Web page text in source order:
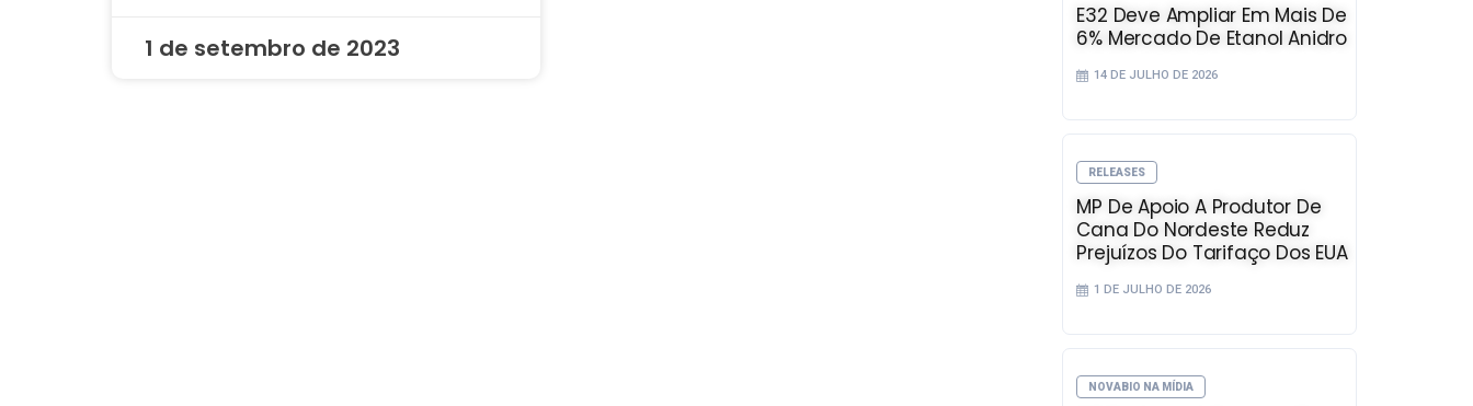
1 de setembro de 2023
E32 Deve Ampliar Em Mais De
6% Mercado De Etanol Anidro
14 DE JULHO DE 2026
RELEASES
MP De Apoio A Produtor De
Cana Do Nordeste Reduz
Prejuízos Do Tarifaço Dos EUA
1 DE JULHO DE 2026
NOVABIO NA MÍDIA